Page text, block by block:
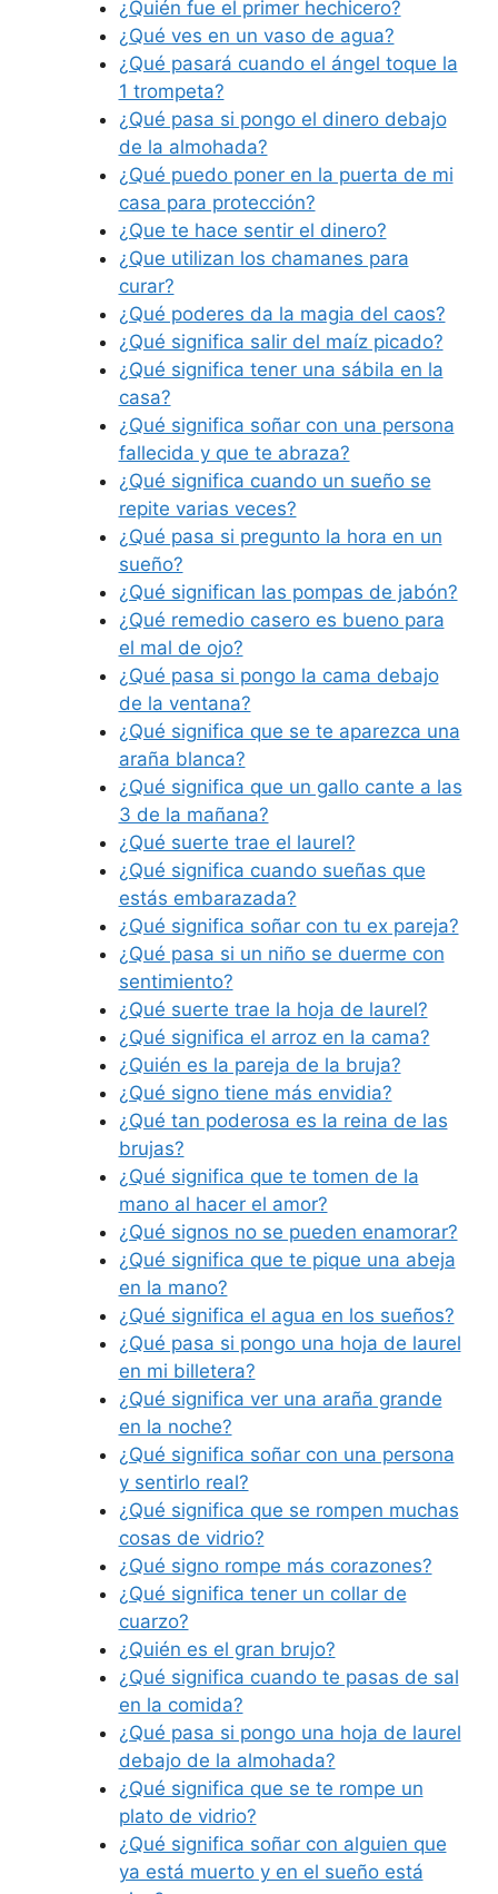
¿Quién fue el primer hechicero?
¿Qué ves en un vaso de agua?
¿Qué pasará cuando el ángel toque la
1 trompeta?
¿Qué pasa si pongo el dinero debajo
de la almohada?
¿Qué puedo poner en la puerta de mi
casa para protección?
¿Que te hace sentir el dinero?
¿Que utilizan los chamanes para
curar?
¿Qué poderes da la magia del caos?
¿Qué significa salir del maíz picado?
¿Qué significa tener una sábila en la
casa?
¿Qué significa soñar con una persona
fallecida y que te abraza?
¿Qué significa cuando un sueño se
repite varias veces?
¿Qué pasa si pregunto la hora en un
sueño?
¿Qué significan las pompas de jabón?
¿Qué remedio casero es bueno para
el mal de ojo?
¿Qué pasa si pongo la cama debajo
de la ventana?
¿Qué significa que se te aparezca una
araña blanca?
¿Qué significa que un gallo cante a las
3 de la mañana?
¿Qué suerte trae el laurel?
¿Qué significa cuando sueñas que
estás embarazada?
¿Qué significa soñar con tu ex pareja?
¿Qué pasa si un niño se duerme con
sentimiento?
¿Qué suerte trae la hoja de laurel?
¿Qué significa el arroz en la cama?
¿Quién es la pareja de la bruja?
¿Qué signo tiene más envidia?
¿Qué tan poderosa es la reina de las
brujas?
¿Qué significa que te tomen de la
mano al hacer el amor?
¿Qué signos no se pueden enamorar?
¿Qué significa que te pique una abeja
en la mano?
¿Qué significa el agua en los sueños?
¿Qué pasa si pongo una hoja de laurel
en mi billetera?
¿Qué significa ver una araña grande
en la noche?
¿Qué significa soñar con una persona
y sentirlo real?
¿Qué significa que se rompen muchas
cosas de vidrio?
¿Qué signo rompe más corazones?
¿Qué significa tener un collar de
cuarzo?
¿Quién es el gran brujo?
¿Qué significa cuando te pasas de sal
en la comida?
¿Qué pasa si pongo una hoja de laurel
debajo de la almohada?
¿Qué significa que se te rompe un
plato de vidrio?
¿Qué significa soñar con alguien que
ya está muerto y en el sueño está